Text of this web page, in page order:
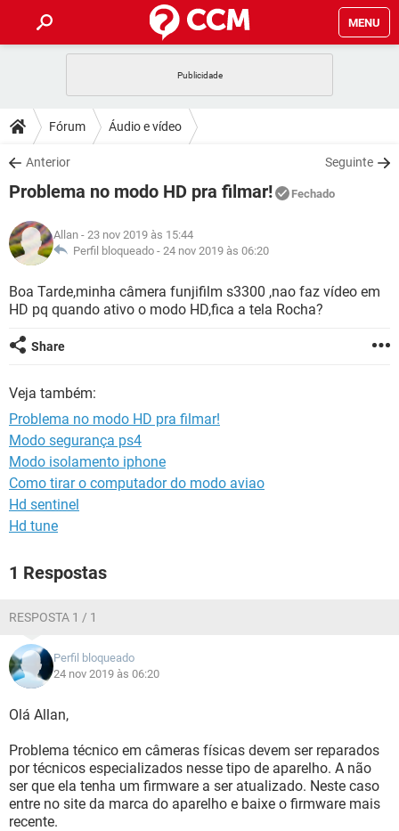
MENU
CELULAR
OUTLOOK
INSTAGRAM GMAIL
GUIA DE COMPRAS
DICAS
JOGOS
INSTAGRAM
GUIA DE COMPRAS
DOWNLOADS
JOGOS WHATSAPP
CELULAR
OUTLOOK EXCEL
INSTAGRAM GMAIL
GUIA DE COMPRAS
JOGOS
CELULAR
OUTLOOK EXCEL
GLOSSÁRIO
JOGOS WHATSAPP
CELULAR FACEBOOK
OUTLOOK
GUIA DE COMPRAS
Fórum Áudio e vídeo
Anterior Seguinte
Problema no modo HD pra filmar! Fechado
Allan - 23 nov 2019 às 15:44
Perfil bloqueado - 24 nov 2019 às 06:20
Boa Tarde,minha câmera funjifilm s3300 ,nao faz vídeo em
HD pq quando ativo o modo HD,fica a tela Rocha?
Share
Veja também:
Problema no modo HD pra filmar!
Modo segurança ps4
Modo isolamento iphone
Como tirar o computador do modo aviao
Hd sentinel
Hd tune
1 Respostas
RESPOSTA 1 / 1
Perfil bloqueado
24 nov 2019 às 06:20
Olá Allan,
Problema técnico em câmeras físicas devem ser reparados
por técnicos especializados nesse tipo de aparelho. A não
ser que ela tenha um firmware a ser atualizado. Neste caso
entre no site da marca do aparelho e baixe o firmware mais
recente.